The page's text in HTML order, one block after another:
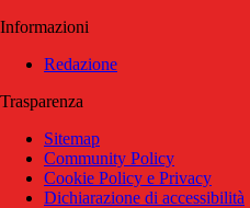
Informazioni
Redazione
Trasparenza
Sitemap
Community Policy
Cookie Policy e Privacy
Dichiarazione di accessibilità